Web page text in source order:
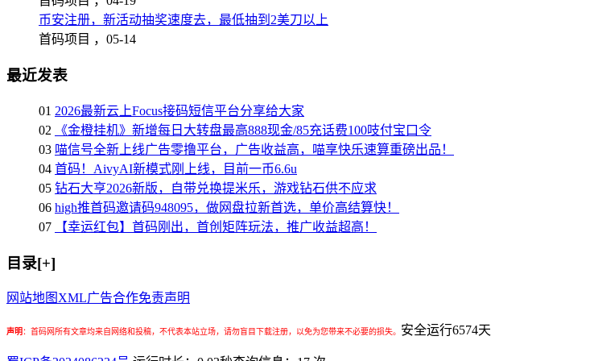
币安注册，新活动抽奖速度去，最低抽到2美刀以上
首码项目 ， 05-14
最近发表
01 2026最新云上Focus接码短信平台分享给大家
02
《金橙挂机》新增每日大转盘最高888现金/85充话费100吱付宝口令
03 喵信号全新上线广告零撸平台，广告收益高，喵享快乐速算重磅出品！
04 首码！AivyAI新模式刚上线，目前一币6.6u
05 钻石大亨2026新版，自带兑换提米乐，游戏钻石供不应求
06 high推首码邀请码948095，做网盘拉新首选，单价高结算快！
07
【幸运红包】首码刚出，首创矩阵玩法，推广收益超高！
目录[+]
网站地图 XML广告合作免责声明
声明： 首码网所有文章均来自网络和投稿，不代表本站立场，请勿盲目下载注册，以免为您带来不必要的损失。 安全运行6574天